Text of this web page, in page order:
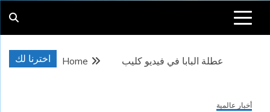
اخترنا لك Home عطلة البابا في فيديو كليب
أخبار عالمية